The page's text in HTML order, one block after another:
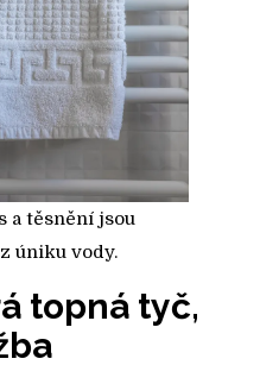
a těsnění jsou
úniku vody.
topná tyč,